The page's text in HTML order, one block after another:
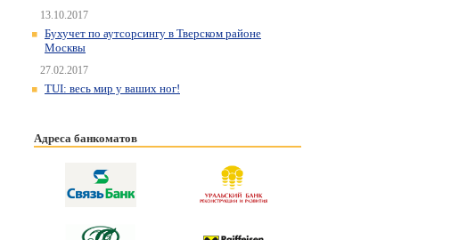
13.10.2017
Бухучет по аутсорсингу в Тверском районе
Москвы
27.02.2017
TUI: весь мир у ваших ног!
Адреса банкоматов